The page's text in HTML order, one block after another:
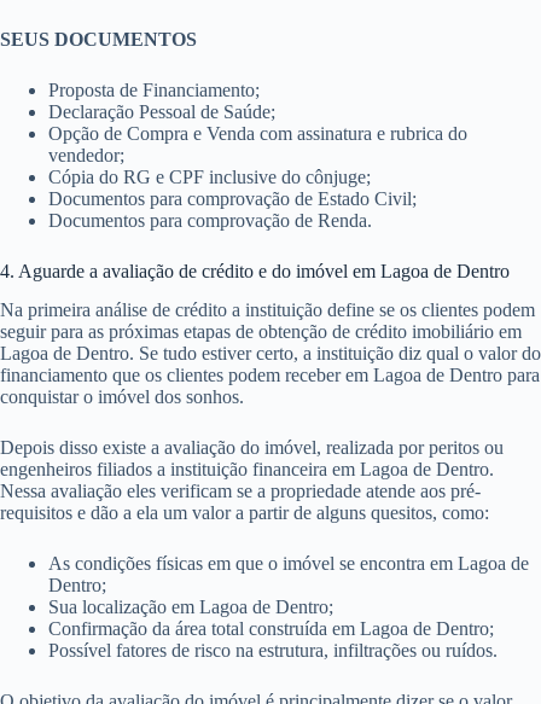
SEUS DOCUMENTOS
Proposta de Financiamento;
Declaração Pessoal de Saúde;
Opção de Compra e Venda com assinatura e rubrica do
vendedor;
Cópia do RG e CPF inclusive do cônjuge;
Documentos para comprovação de Estado Civil;
Documentos para comprovação de Renda.
4. Aguarde a avaliação de crédito e do imóvel em Lagoa de Dentro
Na primeira análise de crédito a instituição define se os clientes podem
seguir para as próximas etapas de obtenção de crédito imobiliário em
Lagoa de Dentro. Se tudo estiver certo, a instituição diz qual o valor do
financiamento que os clientes podem receber em Lagoa de Dentro para
conquistar o imóvel dos sonhos.
Depois disso existe a avaliação do imóvel, realizada por peritos ou
engenheiros filiados a instituição financeira em Lagoa de Dentro.
Nessa avaliação eles verificam se a propriedade atende aos pré-
requisitos e dão a ela um valor a partir de alguns quesitos, como:
As condições físicas em que o imóvel se encontra em Lagoa de
Dentro;
Sua localização em Lagoa de Dentro;
Confirmação da área total construída em Lagoa de Dentro;
Possível fatores de risco na estrutura, infiltrações ou ruídos.